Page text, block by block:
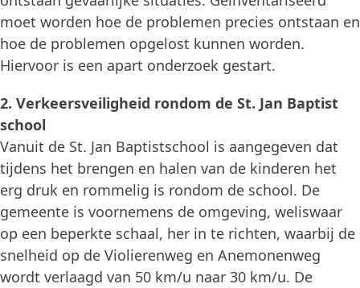
moet worden hoe de problemen precies ontstaan en
hoe de problemen opgelost kunnen worden.
Hiervoor is een apart onderzoek gestart.
2. Verkeersveiligheid rondom de St. Jan Baptist
school
Vanuit de St. Jan Baptistschool is aangegeven dat
tijdens het brengen en halen van de kinderen het
erg druk en rommelig is rondom de school. De
gemeente is voornemens de omgeving, weliswaar
op een beperkte schaal, her in te richten, waarbij de
snelheid op de Violierenweg en Anemonenweg
wordt verlaagd van 50 km/u naar 30 km/u. De